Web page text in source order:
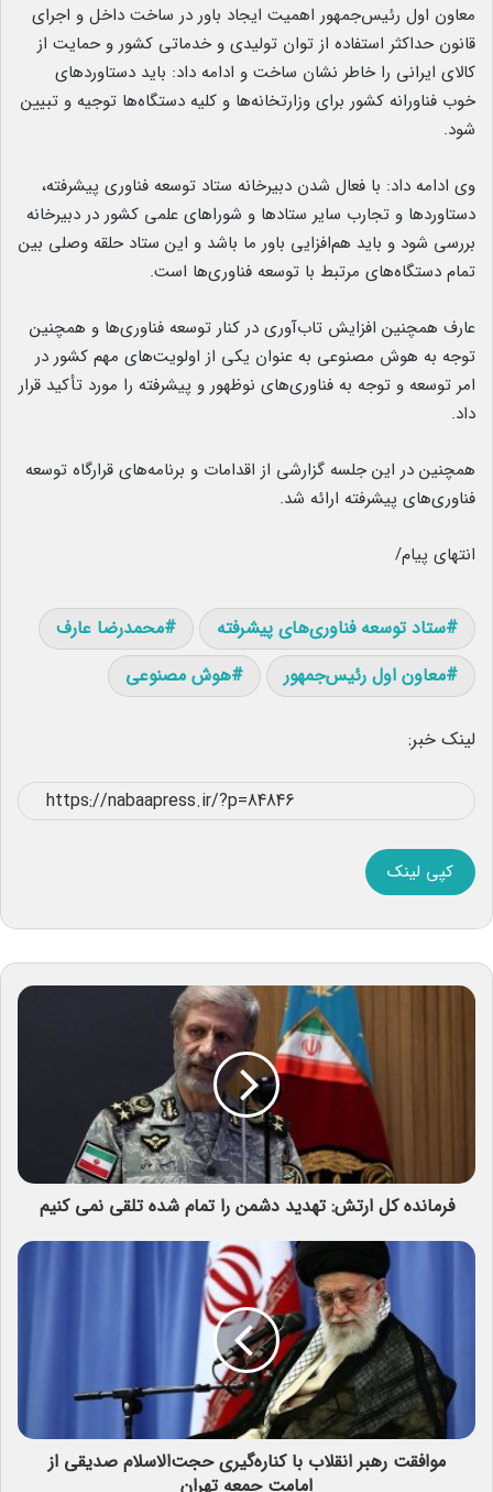
معاون اول رئیس‌جمهور اهمیت ایجاد باور در ساخت داخل و اجرای
قانون حداکثر استفاده از توان تولیدی و خدماتی کشور و حمایت از
کالای ایرانی را خاطر نشان ساخت و ادامه داد: باید دستاوردهای
خوب فناورانه کشور برای وزارتخانه‌ها و کلیه دستگاه‌ها توجیه و تبیین
شود.
وی ادامه داد: با فعال شدن دبیرخانه ستاد توسعه فناوری پیشرفته،
دستاوردها و تجارب سایر ستادها و شوراهای علمی کشور در دبیرخانه
بررسی شود و باید هم‌افزایی باور ما باشد و این ستاد حلقه وصلی بین
تمام دستگاه‌های مرتبط با توسعه فناوری‌ها است.
عارف همچنین افزایش تاب‌آوری در کنار توسعه فناوری‌ها و همچنین
توجه به هوش مصنوعی به عنوان یکی از اولویت‌های مهم کشور در
امر توسعه و توجه به فناوری‌های نوظهور و پیشرفته را مورد تأکید قرار
داد.
همچنین در این جلسه گزارشی از اقدامات و برنامه‌های قرارگاه توسعه
فناوری‌های پیشرفته ارائه شد.
انتهای پیام/
ستاد توسعه فناوری‌های پیشرفته
محمدرضا عارف
معاون اول رئیس‌جمهور
هوش مصنوعی
لینک خبر:
کپی لینک
فرمانده کل ارتش: تهدید دشمن را تمام شده تلقی نمی کنیم
موافقت رهبر انقلاب با کناره‌گیری حجت‌الاسلام صدیقی از
امامت جمعه تهران